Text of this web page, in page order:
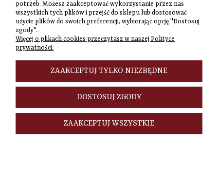
(22) 635-98-95
stacjonarny
al. Jana Pawła
Warszawa
potrzeb. Możesz zaakceptować wykorzystanie przez nas
wszystkich tych plików i przejść do sklepu lub dostosować
użycie plików do swoich preferencji, wybierając opcję "Dostosuj
zgody".
Więcej o plikach cookies przeczytasz w naszej Polityce
prywatności.
ZAAKCEPTUJ TYLKO NIEZBĘDNE
DOSTOSUJ ZGODY
ZAAKCEPTUJ WSZYSTKIE